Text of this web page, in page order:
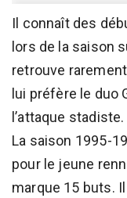
Il connaît des
lors de la saison
retrouve
lui préfère le duo
l’attaque stadiste.
La saison 1995-
pour le jeune
marque 15 buts.